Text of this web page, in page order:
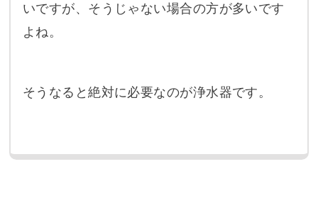
いですが、そうじゃない場合の方が多いです
よね。
そうなると絶対に必要なのが浄水器です。